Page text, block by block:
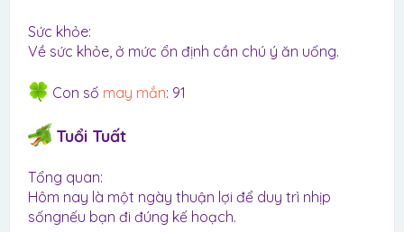
Sức khỏe:
Về sức khỏe, ở mức ổn định cần chú ý ăn uống.
Con số may mắn: 91
Tuổi Tuất
Tổng quan:
Hôm nay là một ngày thuận lợi để duy trì nhịp
sốngnếu bạn đi đúng kế hoạch.